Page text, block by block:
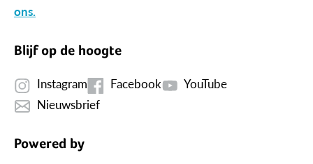
ons.
Blijf op de hoogte
Instagram Facebook
YouTube
Nieuwsbrief
Powered by